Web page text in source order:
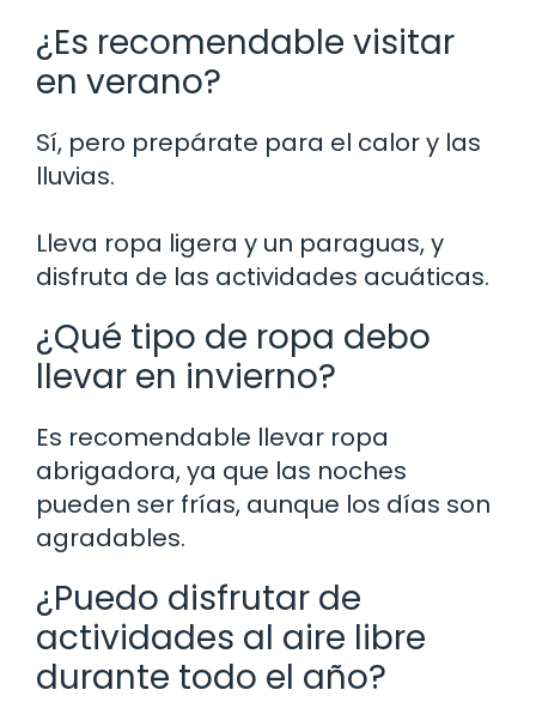
¿Es recomendable visitar
en verano?
Sí, pero prepárate para el calor y las
lluvias.
Lleva ropa ligera y un paraguas, y
disfruta de las actividades acuáticas.
¿Qué tipo de ropa debo
llevar en invierno?
Es recomendable llevar ropa
abrigadora, ya que las noches
pueden ser frías, aunque los días son
agradables.
¿Puedo disfrutar de
actividades al aire libre
durante todo el año?